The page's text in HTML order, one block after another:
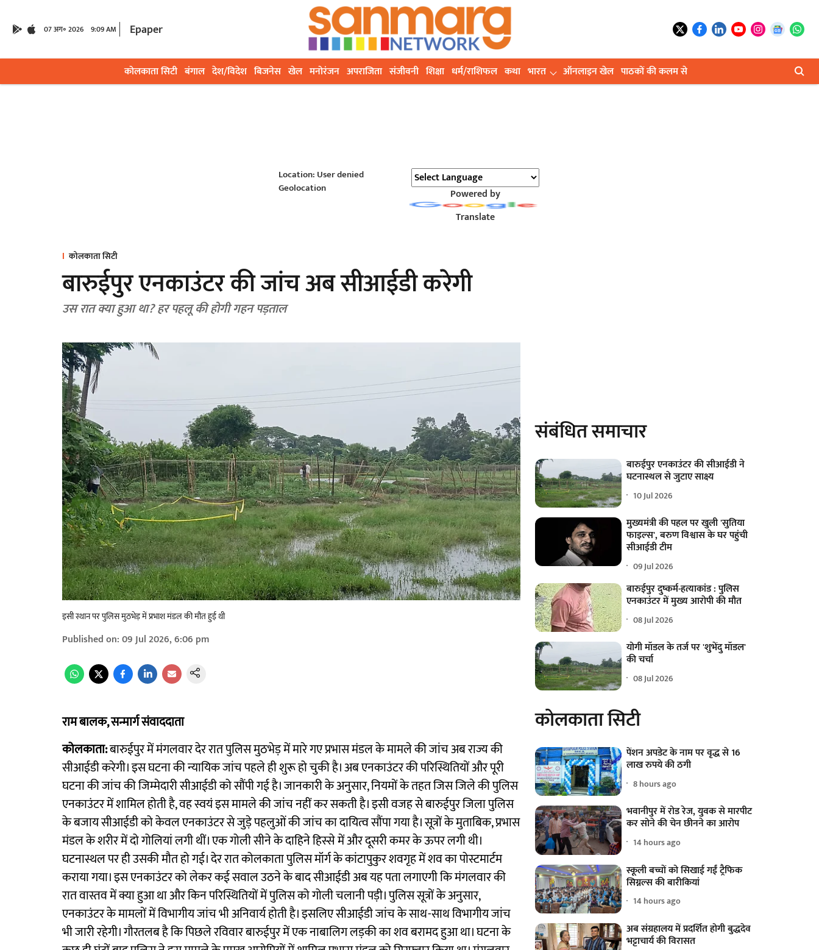
07 अग॰ 2026 9:09 AM Epaper
कोलकाता सिटी बंगाल देश/विदेश बिजनेस खेल मनोरंजन अपराजिता संजीवनी शिक्षा धर्म/राशिफल कथा भारत ऑनलाइन खेल पाठकों की कलम से
Location: User denied
Geolocation
Powered by
Translate
कोलकाता सिटी
बारुईपुर एनकाउंटर की जांच अब सीआईडी करेगी
उस रात क्या हुआ था? हर पहलू की होगी गहन पड़ताल
इसी स्थान पर पुलिस मुठभेड़ में प्रभाश मंडल की मौत हुई थी
Published on:09 Jul 2026, 6:06 pm
राम बालक, सन्मार्ग संवाददाता
कोलकाता:बारुईपुर में मंगलवार देर रात पुलिस मुठभेड़ में मारे गए प्रभास मंडल के मामले की जांच अब राज्य की
सीआईडी करेगी। इस घटना की न्यायिक जांच पहले ही शुरू हो चुकी है। अब एनकाउंटर की परिस्थितियों और पूरी
घटना की जांच की जिम्मेदारी सीआईडी को सौंपी गई है। जानकारी के अनुसार, नियमों के तहत जिस जिले की पुलिस
एनकाउंटर में शामिल होती है, वह स्वयं इस मामले की जांच नहीं कर सकती है। इसी वजह से बारुईपुर जिला पुलिस
के बजाय सीआईडी को केवल एनकाउंटर से जुड़े पहलुओं की जांच का दायित्व सौंपा गया है। सूत्रों के मुताबिक, प्रभास
मंडल के शरीर में दो गोलियां लगी थीं। एक गोली सीने के दाहिने हिस्से में और दूसरी कमर के ऊपर लगी थी।
घटनास्थल पर ही उसकी मौत हो गई। देर रात कोलकाता पुलिस मॉर्ग के कांटापुकुर शवगृह में शव का पोस्टमार्टम
कराया गया। इस एनकाउंटर को लेकर कई सवाल उठने के बाद सीआईडी अब यह पता लगाएगी कि मंगलवार की
रात वास्तव में क्या हुआ था और किन परिस्थितियों में पुलिस को गोली चलानी पड़ी। पुलिस सूत्रों के अनुसार,
एनकाउंटर के मामलों में विभागीय जांच भी अनिवार्य होती है। इसलिए सीआईडी जांच के साथ-साथ विभागीय जांच
भी जारी रहेगी। गौरतलब है कि पिछले रविवार बारुईपुर में एक नाबालिग लड़की का शव बरामद हुआ था। घटना के
संबंधित समाचार
बारुईपुर एनकाउंटर की सीआईडी ने
घटनास्थल से जुटाए साक्ष्य
10 Jul 2026
मुख्यमंत्री की पहल पर खुली 'सुतिया
फाइल्स', बरुण विश्वास के घर पहुंची
सीआईडी टीम
09 Jul 2026
बारुईपुर दुष्कर्म-हत्याकांड : पुलिस
एनकाउंटर में मुख्य आरोपी की मौत
08 Jul 2026
योगी मॉडल के तर्ज पर 'शुभेंदु मॉडल'
की चर्चा
08 Jul 2026
कोलकाता सिटी
पेंशन अपडेट के नाम पर वृद्ध से 16
लाख रुपये की ठगी
8 hours ago
भवानीपुर में रोड रेज, युवक से मारपीट
कर सोने की चेन छीनने का आरोप
14 hours ago
स्कूली बच्चों को सिखाई गईं ट्रैफिक
सिग्नल्स की बारीकियां
14 hours ago
अब संग्रहालय में प्रदर्शित होगी बुद्धदेव
भट्टाचार्य की विरासत